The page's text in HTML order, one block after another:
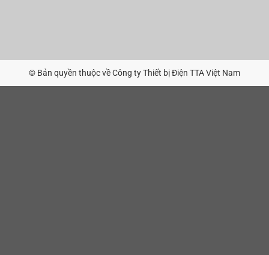
© Bản quyền thuộc về Công ty Thiết bị Điện TTA Việt Nam